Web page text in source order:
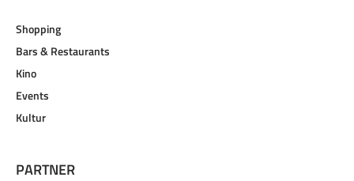
Shopping
Bars & Restaurants
Kino
Events
Kultur
PARTNER